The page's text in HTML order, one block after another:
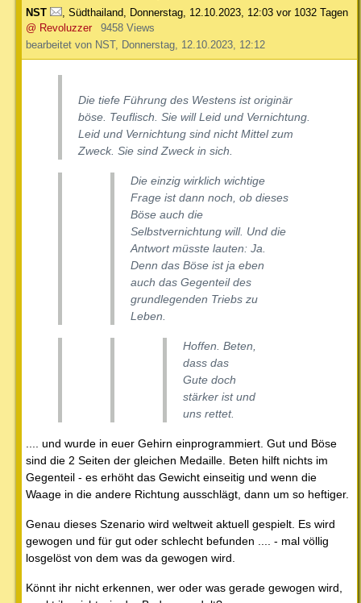
NST Südthailand Donnerstag, 12.10.2023, 12:03 vor 1032 Tagen
@ Revoluzzer
9458 Views
bearbeitet von NST, Donnerstag, 12.10.2023, 12:12
Die tiefe Führung des Westens ist originär
böse. Teuflisch. Sie will Leid und Vernichtung.
Leid und Vernichtung sind nicht Mittel zum
Zweck. Sie sind Zweck in sich.
Die einzig wirklich wichtige
Frage ist dann noch, ob dieses
Böse auch die
Selbstvernichtung will. Und die
Antwort müsste lauten: Ja.
Denn das Böse ist ja eben
auch das Gegenteil des
grundlegenden Triebs zu
Leben.
Hoffen. Beten,
dass das
Gute doch
stärker ist und
uns rettet.
.... und wurde in euer Gehirn einprogrammiert. Gut und Böse
sind die 2 Seiten der gleichen Medaille. Beten hilft nichts im
Gegenteil - es erhöht das Gewicht einseitig und wenn die
Waage in die andere Richtung ausschlägt, dann um so heftiger.
Genau dieses Szenario wird weltweit aktuell gespielt. Es wird
gewogen und für gut oder schlecht befunden .... - mal völlig
losgelöst von dem was da gewogen wird.
Könnt ihr nicht erkennen, wer oder was gerade gewogen wird,